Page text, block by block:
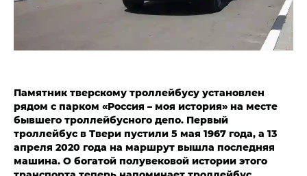
Памятник тверскому троллейбусу установлен
рядом с парком «Россия – моя история» на месте
бывшего троллейбусного депо. Первый
троллейбус в Твери пустили 5 мая 1967 года, а 13
апреля 2020 года на маршрут вышла последняя
машина. О богатой полувековой истории этого